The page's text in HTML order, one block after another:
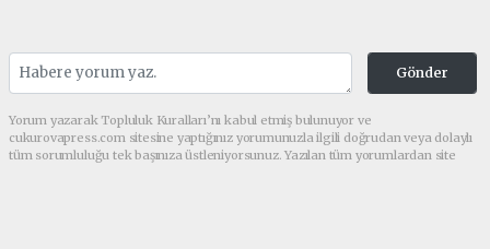
Gönder
Yorum yazarak Topluluk Kuralları’nı kabul etmiş bulunuyor ve
cukurovapress.com sitesine yaptığınız yorumunuzla ilgili doğrudan veya dolaylı
tüm sorumluluğu tek başınıza üstleniyorsunuz. Yazılan tüm yorumlardan site